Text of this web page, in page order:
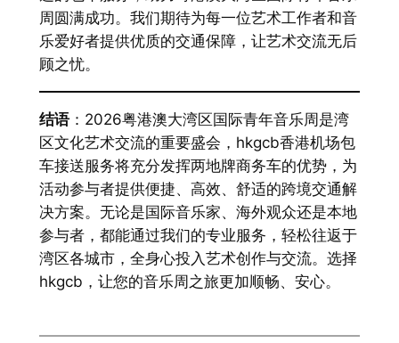
周圆满成功。我们期待为每一位艺术工作者和音
乐爱好者提供优质的交通保障，让艺术交流无后
顾之忧。
结语：2026粤港澳大湾区国际青年音乐周是湾
区文化艺术交流的重要盛会，hkgcb香港机场包
车接送服务将充分发挥两地牌商务车的优势，为
活动参与者提供便捷、高效、舒适的跨境交通解
决方案。无论是国际音乐家、海外观众还是本地
参与者，都能通过我们的专业服务，轻松往返于
湾区各城市，全身心投入艺术创作与交流。选择
hkgcb，让您的音乐周之旅更加顺畅、安心。